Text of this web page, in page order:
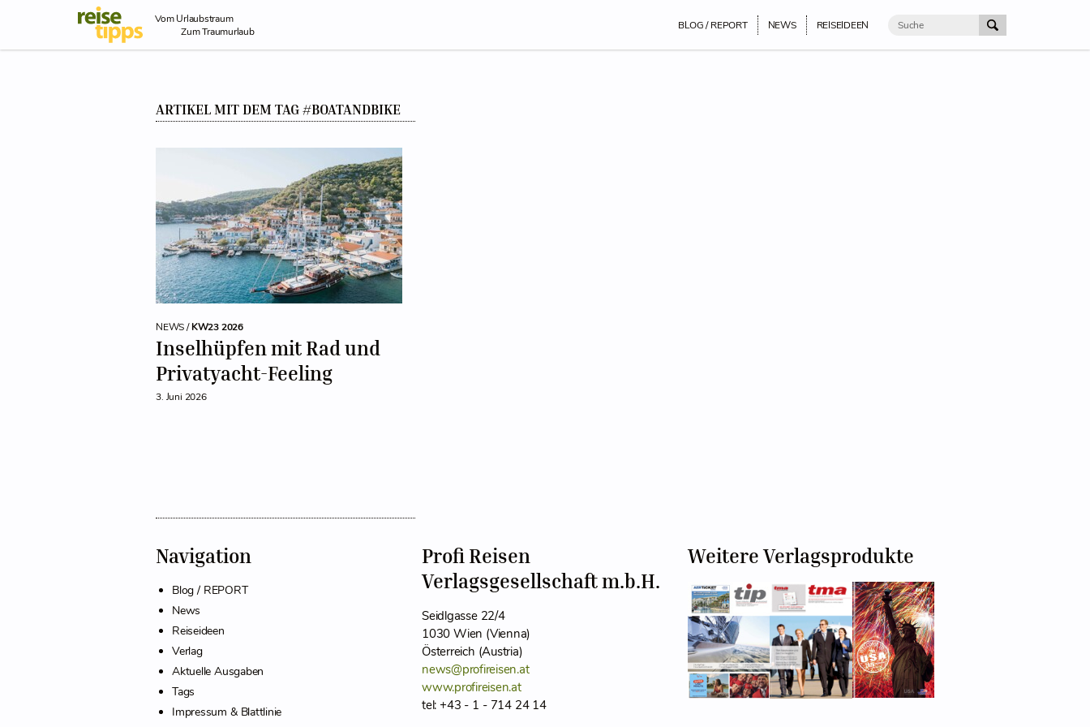
Skip to Content
Vom Urlaubstraum
Zum Traumurlaub
BLOG / REPORT NEWS REISEIDEEN
ARTIKEL MIT DEM TAG #BOATANDBIKE
NEWS /KW23 2026
Inselhüpfen mit Rad und
Privatyacht-Feeling
3. Juni 2026
Navigation
Blog / REPORT
News
Reiseideen
Verlag
Aktuelle Ausgaben
Tags
Impressum & Blattlinie
Profi Reisen
Verlagsgesellschaft m.b.H.
Seidlgasse 22/4
1030 Wien (Vienna)
Österreich (Austria)
news@profireisen.at
www.profireisen.at
tel: +43 - 1 - 714 24 14
Weitere Verlagsprodukte